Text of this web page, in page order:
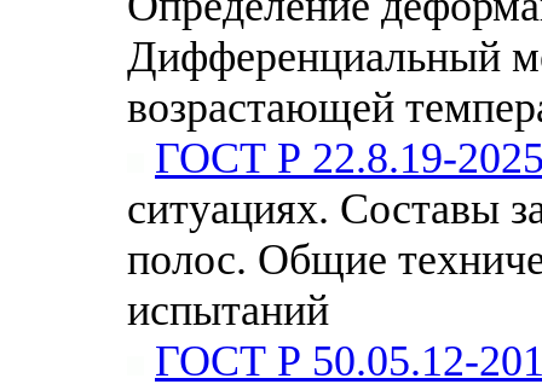
Дифференциальный
возрастающей
ГОСТ Р 22.8.19-
ситуациях. Составы
полос. Общие
испытаний
ГОСТ Р 50.05.12-